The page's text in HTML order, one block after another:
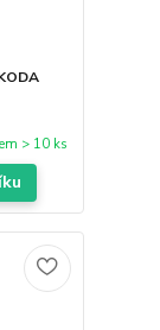
> 10 ks